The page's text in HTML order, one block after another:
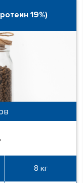
19%)
8 кг